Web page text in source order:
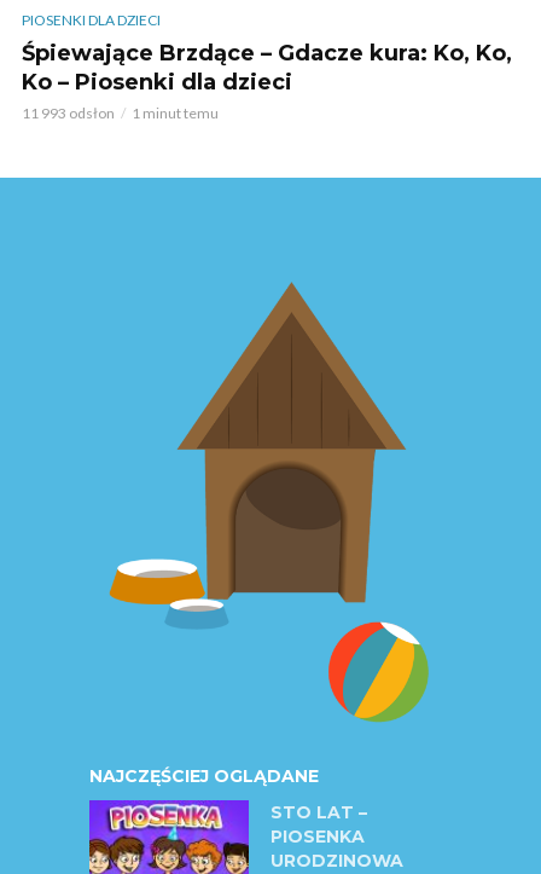
PIOSENKI DLA DZIECI
Śpiewające Brzdące – Gdacze kura: Ko, Ko,
Ko – Piosenki dla dzieci
11 993 odsłon 1 minut temu
NAJCZĘŚCIEJ OGLĄDANE
STO LAT –
PIOSENKA
URODZINOWA